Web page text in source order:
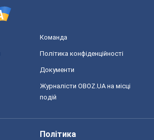
Команда
Політика конфіденційності
Документи
Журналісти OBOZ.UA на місці
подій
Політика